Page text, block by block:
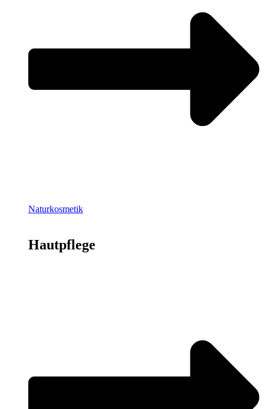
Naturkosmetik
Hautpflege